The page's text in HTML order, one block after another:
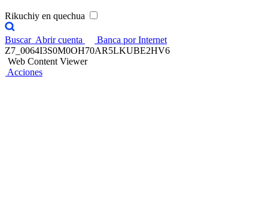
Rikuchiy en quechua
Buscar Abrir cuenta
Banca por Internet
Z7_0064I3S0M0OH70AR5LKUBE2HV6
Web Content Viewer
Acciones